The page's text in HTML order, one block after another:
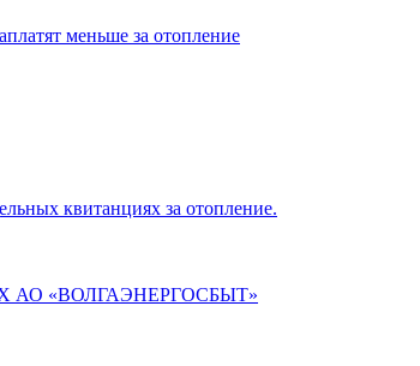
меньше за отопление
квитанциях за отопление.
АО «ВОЛГАЭНЕРГОСБЫТ»